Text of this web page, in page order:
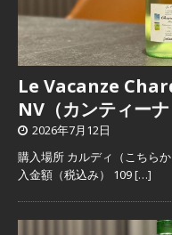
Le Vacanze
NV（カンティー
2026年7月12日
購入場所 カルディ（こちら
入金額（税込み） 109[…]